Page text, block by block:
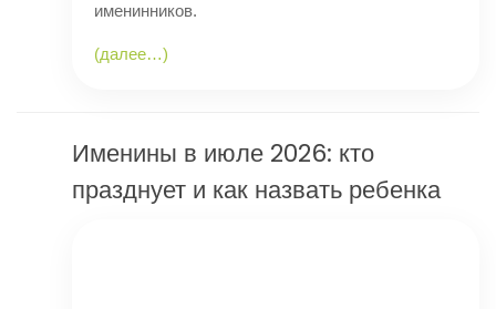
именинников.
(далее…)
Именины в июле 2026: кто
празднует и как назвать ребенка